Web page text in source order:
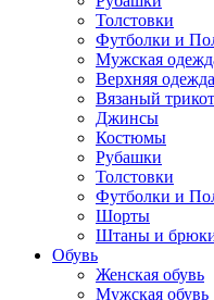
Толстовки
Футболки и
Мужская
Верхняя одежда
Вязаный
Джинсы
Костюмы
Рубашки
Толстовки
Футболки и
Шорты
Штаны и
Обувь
Женская обувь
Мужская обувь